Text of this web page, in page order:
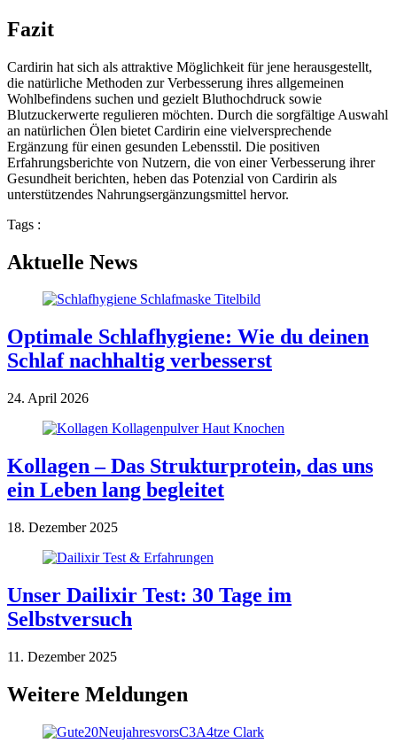
Fazit
Cardirin hat sich als attraktive Möglichkeit für jene herausgestellt,
die natürliche Methoden zur Verbesserung ihres allgemeinen
Wohlbefindens suchen und gezielt Bluthochdruck sowie
Blutzuckerwerte regulieren möchten. Durch die sorgfältige Auswahl
an natürlichen Ölen bietet Cardirin eine vielversprechende
Ergänzung für einen gesunden Lebensstil. Die positiven
Erfahrungsberichte von Nutzern, die von einer Verbesserung ihrer
Gesundheit berichten, heben das Potenzial von Cardirin als
unterstützendes Nahrungsergänzungsmittel hervor.
Tags :
Aktuelle News
Optimale Schlafhygiene: Wie du deinen
Schlaf nachhaltig verbesserst
24. April 2026
Kollagen – Das Strukturprotein, das uns
ein Leben lang begleitet
18. Dezember 2025
Unser Dailixir Test: 30 Tage im
Selbstversuch
11. Dezember 2025
Weitere Meldungen